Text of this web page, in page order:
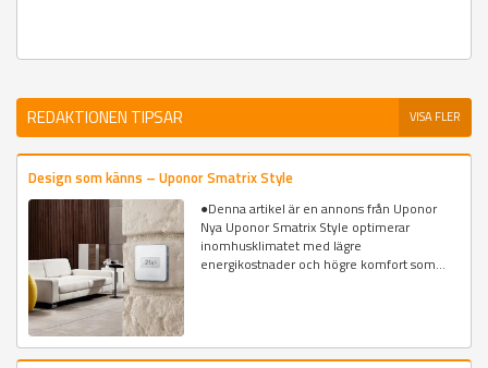
REDAKTIONEN TIPSAR VISA FLER
Design som känns – Uponor Smatrix Style
●Denna artikel är en annons från Uponor
Nya Uponor Smatrix Style optimerar
inomhusklimatet med lägre
energikostnader och högre komfort som...